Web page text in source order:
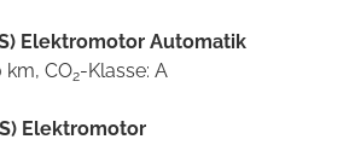
Elektromotor Automatik
CO2-Klasse: A
Elektromotor